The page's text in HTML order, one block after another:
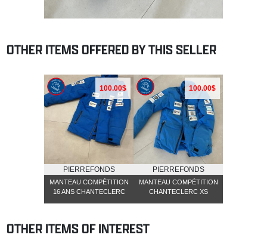
OTHER ITEMS OFFERED BY THIS SELLER
100.00$
PIERREFONDS
MANTEAU COMPÉTITION
16 ANS CHANTECLERC
100.00$
PIERREFONDS
MANTEAU COMPÉTITION
CHANTECLERC XS
OTHER ITEMS OF INTEREST